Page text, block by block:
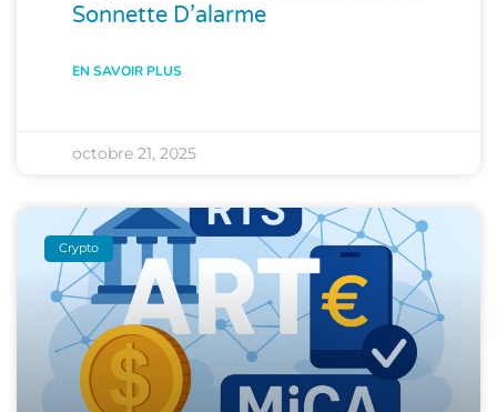
Sonnette D’alarme
EN SAVOIR PLUS
octobre 21, 2025
Crypto